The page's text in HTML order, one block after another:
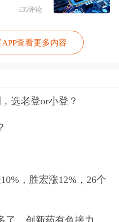
说不清楚的。就像
么前段时间市场会
想来想去，其实宏
发生太大的变化。
像大家想象得那么
个微妙的调整，并
紧。
弯概念，原因就在
535评论
查看更多内容
选老登or小登？
，胜宏涨12%，26个